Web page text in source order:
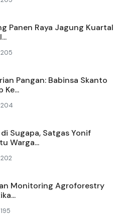
Panen Raya Jagung Kuartal
205
Pangan: Babinsa Skanto
Ke...
204
Sugapa, Satgas Yonif
Warga...
202
Monitoring Agroforestry
195